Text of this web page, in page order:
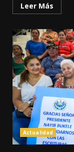
Leer Más
Actualidad